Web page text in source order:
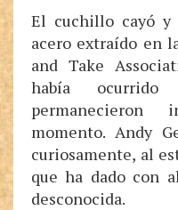
El cuchillo cayó y
acero extraído en
and Take
había ocurrido
permanecieron
momento. Andy
curiosamente, al
que ha dado con
desconocida.